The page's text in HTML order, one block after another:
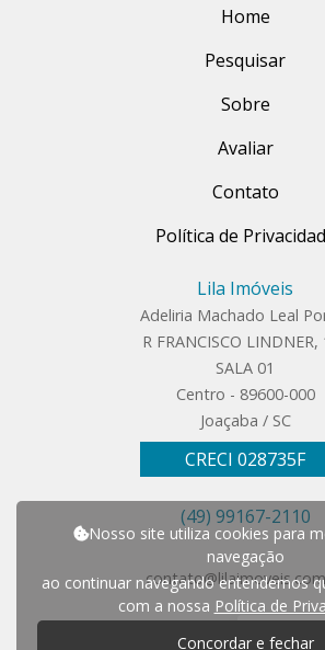
Nosso site utiliza cookies para
navegação
ao continuar navegando entendemos
com a nossa Política de
Concordar e fechar
Home
Pesquisar
Sobre
Avaliar
Contato
Política de
Lila Imóveis
Adeliria Machado Leal
R FRANCISCO LINDNER,
SALA 01
Centro - 89600-000
Joaçaba / SC
CRECI 028735F
(49) 99167-2110
ci a